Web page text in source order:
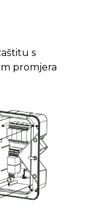
s
promjera